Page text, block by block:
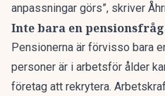
anpassningar görs”, skriver
Inte bara en
Pensionerna är förvisso bara
personer är i arbetsför ålder
företag att rekrytera.